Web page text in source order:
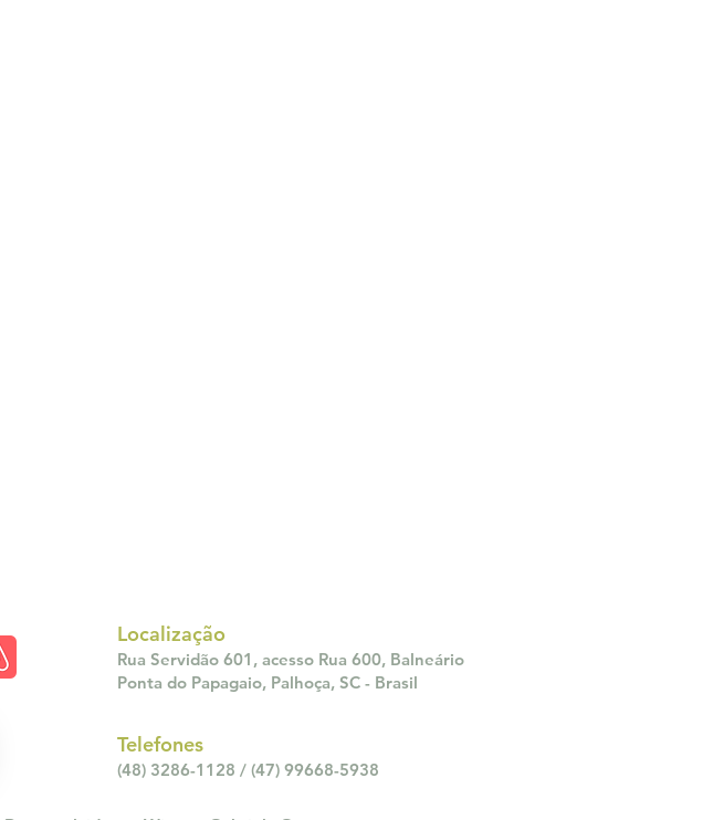
Localização
Rua Servidão 601, acesso Rua 600, Balneário
Ponta do Papagaio, Palhoça, SC - Brasil
Telefones
(48) 3286-1128 / (47) 99668-5938